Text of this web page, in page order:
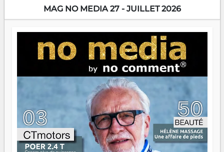
encore meilleures. Aina Rasamoelina vient de décrocher le
Prix RFI Instrumental Afrique. Miangaly Elia rafle le Prix
jeunes qui tiennent la torche. Alors oui, on pourrait
s'arrêter là, applaudir et rentrer chez soi satisfait. Mais ce
serait passer à côté d'une chose essentielle. La fougue, ça
brûle fort — et parfois, ça brûle vite. Une flamme sans
direction peut éclairer autant qu'elle peut consumer. C'est
là que les aînés entrent en scène — pas pour reprendre le
gouvernail, mais pour montrer où sont les récifs. Les jeunes
ont la force, les vieux ont l'expérience, comme on dit. Ce
n'est pas un combat de générations — c'est une question
d'équipage. Partagez vos réussites, mais aussi vos échecs.
Surtout vos échecs, d'ailleurs — ils enseignent mieux que
n'importe quel manuel. À Madagascar, la barque avance.
Il faut juste s'assurer que tout le monde rame dans le
même sens.
MAG NO MEDIA 27 - JUILLET 2026